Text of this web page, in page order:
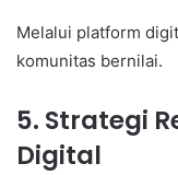
Melalui platform
komunitas bernilai.
5. Strategi
Digital